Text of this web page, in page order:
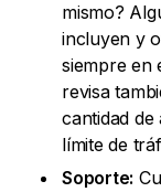
mismo?
incluyen y
siempre en
revisa
cantidad
límite de
Soporte: